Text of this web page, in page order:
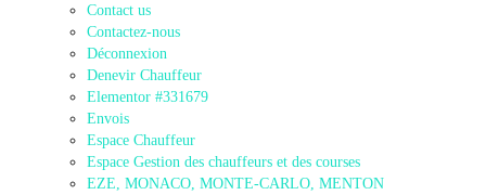
Contact us
Contactez-nous
Déconnexion
Denevir Chauffeur
Elementor #331679
Envois
Espace Chauffeur
Espace Gestion des chauffeurs et des courses
EZE, MONACO, MONTE-CARLO, MENTON